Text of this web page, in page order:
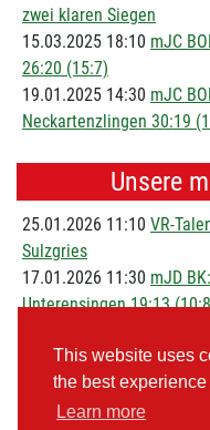
This website uses
the best
Learn more
zwei klaren Siegen
15.03.2025 18:10 mJC
26:20 (15:7)
19.01.2025 14:30 mJC
Neckartenzlingen 30:19
Unsere
25.01.2026 11:10 VR-
Sulzgries
17.01.2026 11:30 mJD
Unterensingen 19:13
Superminis
14.12.2025 11:15 mJD
Esslingen 25:38 (9:17)